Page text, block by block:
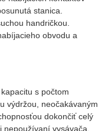
stanica.
handričkou.
obvodu a
s počtom
výdržou, neočakávaným
dokončiť celý
vysávača,